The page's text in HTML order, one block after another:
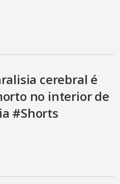
cerebral é
no interior de
#Shorts